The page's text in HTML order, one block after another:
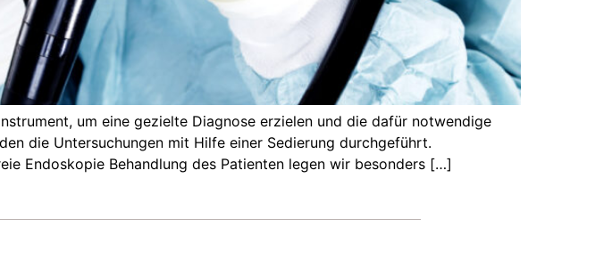
um eine gezielte Diagnose erzielen und die dafür notwendige
die Untersuchungen mit Hilfe einer Sedierung durchgeführt.
Endoskopie Behandlung des Patienten legen wir besonders […]